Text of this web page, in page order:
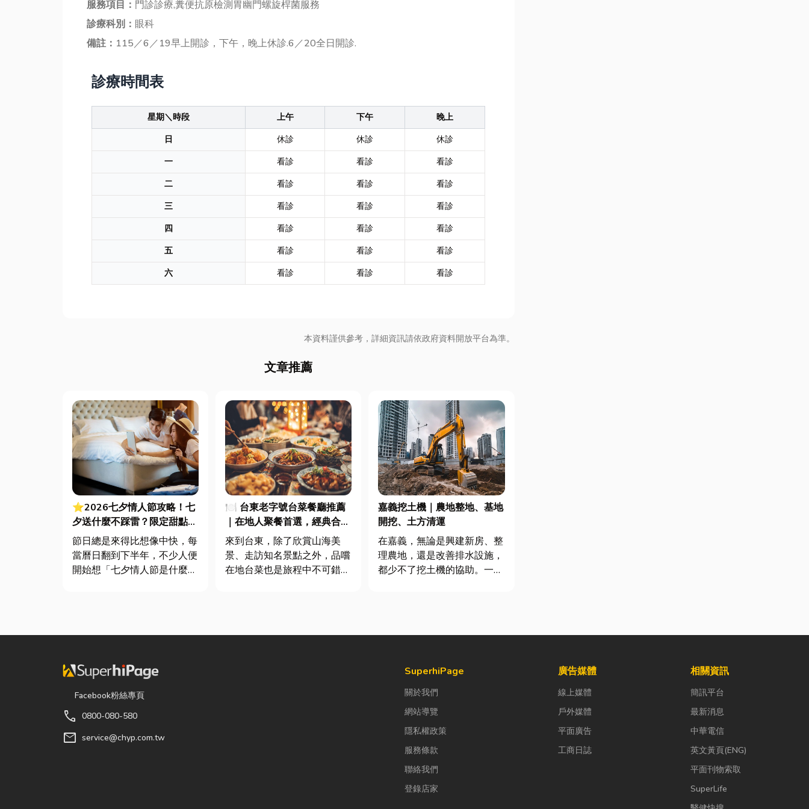
服務項目： 門診診療,糞便抗原檢測胃幽門螺旋桿菌服務
診療科別： 眼科
備註： 115／6／19早上開診，下午，晚上休診.6／20全日開診.
診療時間表
星期＼時段 上午 下午
晚上
日
休診 休診
休診
一
看診 看診
看診
二
看診 看診
看診
三
看診 看診
看診
四
看診 看診
看診
五
看診 看診
看診
六
看診 看診 看診
本資料謹供參考，詳細資訊請依政府資料開放平台為準。
文章推薦
⭐2026七夕情人節攻略！七
夕送什麼不踩雷？限定甜點哪
裡買？台中甜點推薦一次看！
節日總是來得比想像中快，每
當曆日翻到下半年，不少人便
開始想「七夕情人節是什麼時
「七夕情...
🍽️ 台東老字號台菜餐廳推薦
｜在地人聚餐首選，經典合菜
一次滿足
來到台東，除了欣賞山海美
景、走訪知名景點之外，品嚐
在地台菜也是旅程中不可錯過
嘉義挖土機｜農地整地、基地
開挖、土方清運
在嘉義，無論是興建新房、整
理農地，還是改善排水設施，
都少不了挖土機的協助。一台
早已成為...
Facebook粉絲專頁
call 0800-080-580
mail service@chyp.com.tw
SuperhiPage
關於我們
網站導覽
隱私權政策
服務條款
聯絡我們
登錄店家
廣告媒體
線上媒體
戶外媒體
平面廣告
工商日誌
相關資訊
簡訊平台
最新消息
中華電信
英文黃頁(ENG)
平面刊物索取
SuperLife